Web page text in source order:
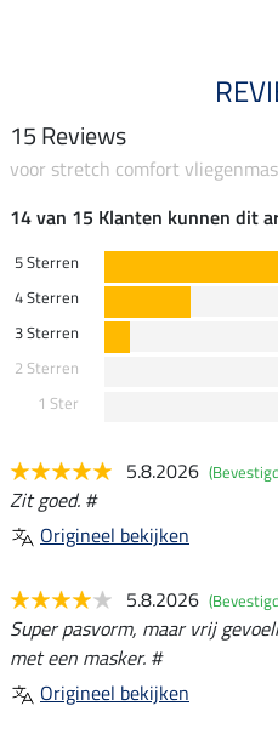
15 Reviews
voor stretch comfort
14 van 15 Klanten kunnen dit
5 Sterren
4 Sterren
3 Sterren
2 Sterren
1 Ster
5.8.2026
Zit goed. #
Origineel bekijken
5.8.2026
Super pasvorm, maar vrij
met een masker. #
Origineel bekijken